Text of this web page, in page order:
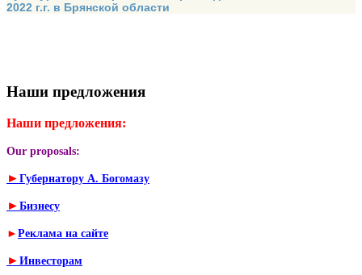
2022 г.г. в Брянской области
Наши предложения
Наши предложения:
Our proposals:
► Губернатору А. Богомазу
► Бизнесу
► Реклама на сайте
► Инвесторам